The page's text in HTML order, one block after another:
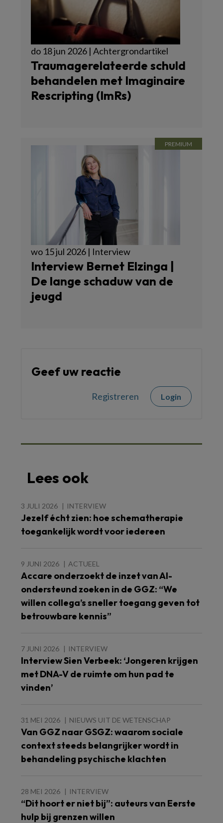
do 18 jun 2026 | Achtergrondartikel
Traumagerelateerde schuld
behandelen met Imaginaire
Rescripting (ImRs)
wo 15 jul 2026 | Interview
Interview Bernet Elzinga |
De lange schaduw van de
jeugd
Geef uw reactie
Registreren Login
Lees ook
3 JULI 2026 INTERVIEW
Jezelf écht zien: hoe schematherapie
toegankelijk wordt voor iedereen
9 JUNI 2026 ACTUEEL
Accare onderzoekt de inzet van AI-
ondersteund zoeken in de GGZ: “We
willen collega’s sneller toegang geven tot
betrouwbare kennis”
7 JUNI 2026 INTERVIEW
Interview Sien Verbeek: ‘Jongeren krijgen
met DNA-V de ruimte om hun pad te
vinden’
31 MEI 2026 NIEUWS UIT DE WETENSCHAP
Van GGZ naar GSGZ: waarom sociale
context steeds belangrijker wordt in
behandeling psychische klachten
28 MEI 2026 INTERVIEW
“Dit hoort er niet bij”: auteurs van Eerste
hulp bij grenzen willen